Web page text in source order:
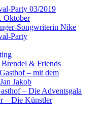
Party 03/2019
Oktober
Songwriterin Nike
Party
& Friends
– mit dem
Jakob
– Die Adventsgala
– Die Künstler